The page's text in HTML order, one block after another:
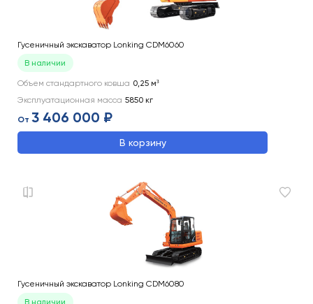
Гусеничный экскаватор Lonking CDM6060
В наличии
Объем стандартного ковша 0,25 м³
Эксплуатационная масса 5850 кг
От 3 406 000 ₽
В корзину
Гусеничный экскаватор Lonking CDM6080
В наличии